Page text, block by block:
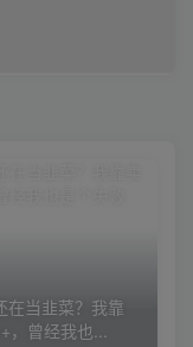
在当韭菜？我靠
曾经我也...